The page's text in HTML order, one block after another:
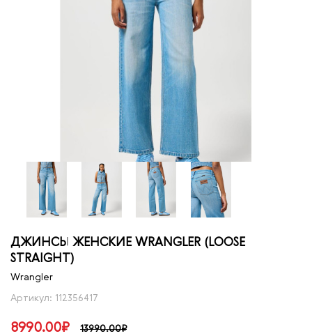
ДЖИНСЫ ЖЕНСКИЕ WRANGLER (LOOSE
STRAIGHT)
Wrangler
Артикул: 112356417
8990.00₽ 13990.00₽